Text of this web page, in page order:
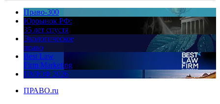
Право-300
Юррынок РФ:
35 лет спустя
Экологическое
право
Best Law
Firm Marketing
ПМЮФ 2026
ПРАВО.ru